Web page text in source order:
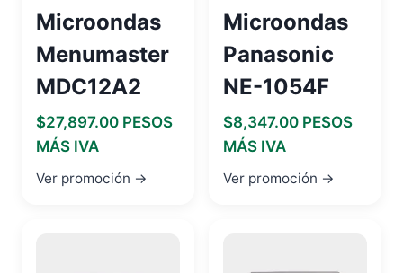
Microondas
Menumaster
MDC12A2
$27,897.00 PESOS
MÁS IVA
Ver promoción →
Microondas
Panasonic
NE-1054F
$8,347.00 PESOS
MÁS IVA
Ver promoción →